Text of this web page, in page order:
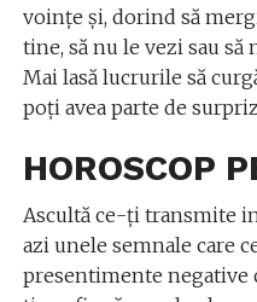
voinţe şi, dorind să
tine, să nu le vezi sau să
Mai lasă lucrurile să
poţi avea parte de
HOROSCOP
Ascultă ce-ţi transmite
azi unele semnale care
presentimente negative